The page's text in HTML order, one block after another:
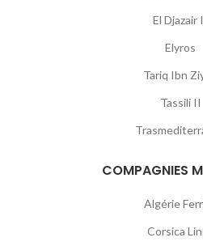
El Djazair
Elyros
Tariq Ibn
Tassili II
COMPAGNIES
Algérie
Corsica